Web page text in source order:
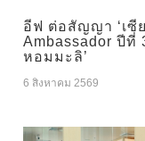
อีฟ ต่อสัญญา ‘เซี
Ambassador ปีที่
หอมมะลิ’
6 สิงหาคม 2569